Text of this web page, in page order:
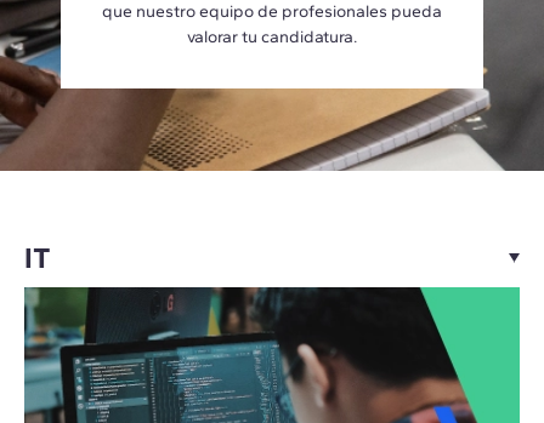
que nuestro equipo de profesionales pueda
valorar tu candidatura.
IT